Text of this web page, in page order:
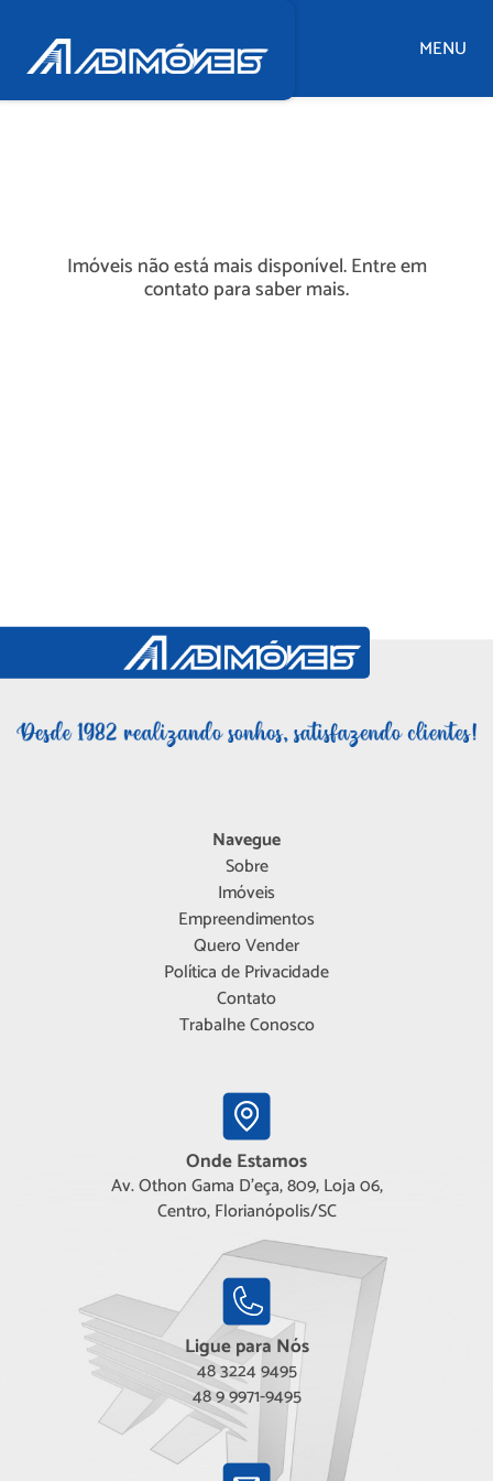
MENU
Imóveis não está mais disponível. Entre em
contato para saber mais.
Navegue
Sobre
Imóveis
Empreendimentos
Quero Vender
Política de Privacidade
Contato
Trabalhe Conosco
Onde Estamos
Av. Othon Gama D'eça, 809, Loja 06,
Centro, Florianópolis/SC
Ligue para Nós
48 3224 9495
48 9 9971-9495